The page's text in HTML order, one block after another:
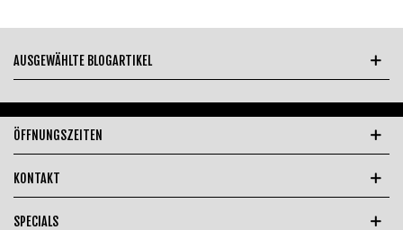
AUSGEWÄHLTE BLOGARTIKEL
ÖFFNUNGSZEITEN
KONTAKT
SPECIALS